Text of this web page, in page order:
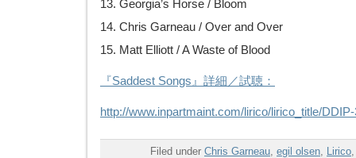
13. Georgia’s Horse / Bloom
14. Chris Garneau / Over and Over
15. Matt Elliott / A Waste of Blood
『Saddest Songs』詳細／試聴：
http://www.inpartmaint.com/lirico/lirico_title/
Filed under Chris Garneau, egil olsen, Lirico